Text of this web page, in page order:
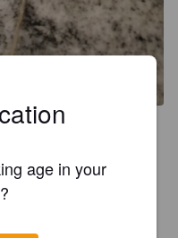
amer. La puissance de
sans être trop forte.
age in your